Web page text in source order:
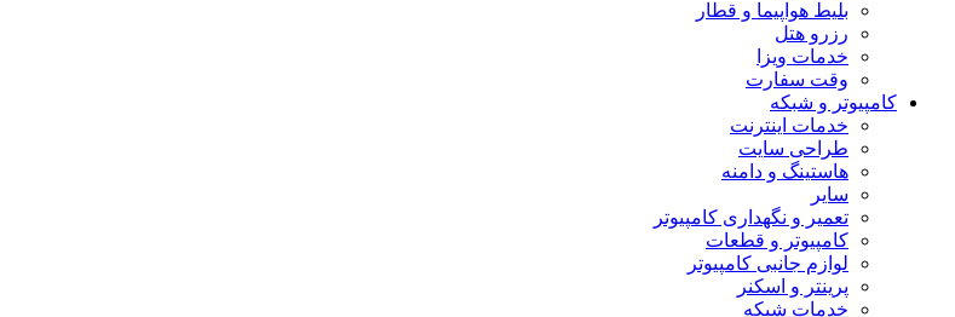
بلیط هواپیما و قطار
رزرو هتل
خدمات ویزا
وقت سفارت
کامپیوتر و شبکه
خدمات اینترنت
طراحی سایت
هاستینگ و دامنه
سایر
تعمیر و نگهداری کامپیوتر
کامپیوتر و قطعات
لوازم جانبی کامپیوتر
پرینتر و اسکنر
خدمات شبکه